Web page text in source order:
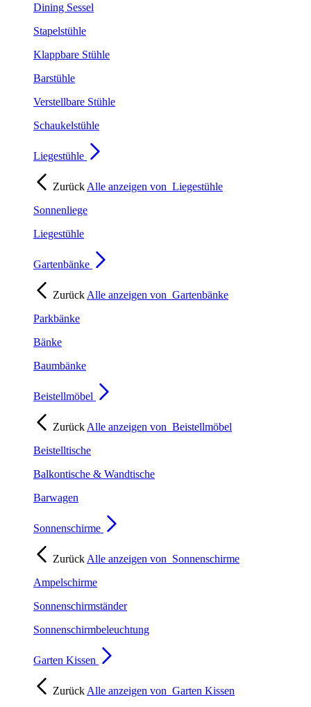
Dining Sessel
Stapelstühle
Klappbare Stühle
Barstühle
Verstellbare Stühle
Schaukelstühle
Liegestühle
Zurück Alle anzeigen von Liegestühle
Sonnenliege
Liegestühle
Gartenbänke
Zurück Alle anzeigen von Gartenbänke
Parkbänke
Bänke
Baumbänke
Beistellmöbel
Zurück Alle anzeigen von Beistellmöbel
Beistelltische
Balkontische & Wandtische
Barwagen
Sonnenschirme
Zurück Alle anzeigen von Sonnenschirme
Ampelschirme
Sonnenschirmständer
Sonnenschirmbeleuchtung
Garten Kissen
Zurück Alle anzeigen von Garten Kissen